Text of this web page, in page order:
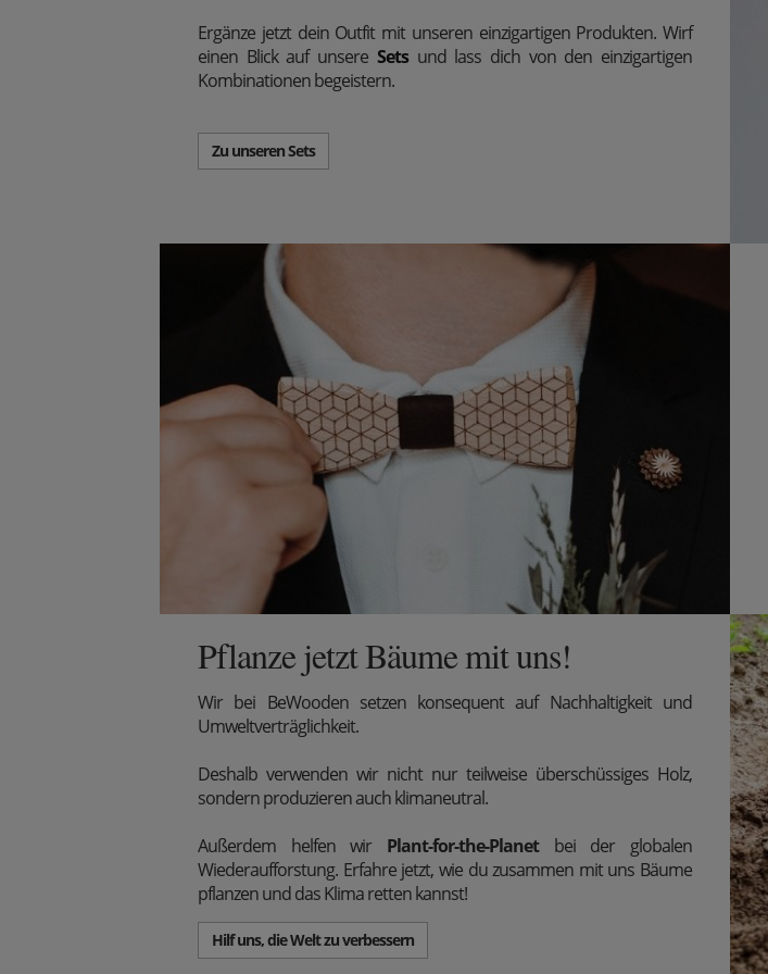
Ergänze jetzt dein Outfit mit unseren einzigartigen Produkten. Wirf
einen Blick auf unsere Setsund lass dich von den einzigartigen
Kombinationen begeistern.
Zu unseren Sets
Pflanze jetzt Bäume mit uns!
Wir bei BeWooden setzen konsequent auf Nachhaltigkeit und
Umweltverträglichkeit.
Deshalb verwenden wir nicht nur teilweise überschüssiges Holz,
sondern produzieren auch klimaneutral.
Außerdem helfen wir Plant-for-the-Planetbei der globalen
Wiederaufforstung. Erfahre jetzt, wie du zusammen mit uns Bäume
pflanzen und das Klima retten kannst!
Hilf uns, die Welt zu verbessern